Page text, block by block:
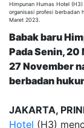
Himpunan Humas Hotel
organisasi profesi berbadan
Maret 2023.
Babak baru
Pada Senin,
27 November
berbadan
JAKARTA,
Hotel (H3)